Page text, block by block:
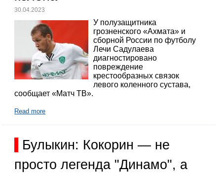
30.04.2023
У полузащитника
грозненского «Ахмата» и
сборной России по футболу
Лечи Садулаева
диагностировано
повреждение
крестообразных связок
левого коленного сустава,
сообщает «Матч ТВ».
Read more
Булыкин: Кокорин — не
просто легенда "Динамо", а